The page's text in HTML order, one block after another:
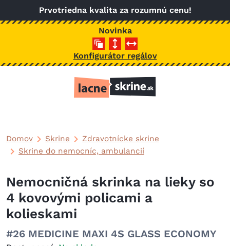
Skočiť na hlavný obsah
Prvotriedna kvalita za rozumnú cenu!
Novinka
Konfigurátor regálov
Domov Skrine
Zdravotnícke skrine
Skrine do nemocníc, ambulancií
Nemocničná skrinka na lieky so
4 kovovými policami a
kolieskami
#26 MEDICINE MAXI 4S GLASS ECONOMY